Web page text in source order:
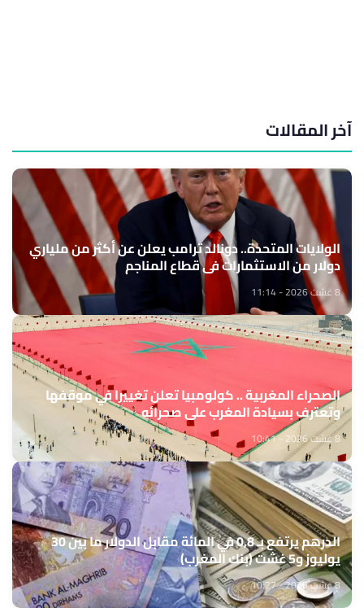
آخر المقالات
الولايات المتحدة.. دونالد ترامب يعلن عن أكثر من ملياري
دولار من الاستثمارات في قطاع المناجم
8 غشت 2026 - 11:14
الصحراء المغربية .. كولومبيا تعلن تغييرا في موقفها
وتعترف بسيادة المغرب على صحرائه
8 غشت 2026 - 10:41
الدرهم يرتفع بـ 0,8 في المائة مقابل الدولار ما بين 30
يوليوز و5 غشت (بنك المغرب)
8 غشت 2026 - 10:27